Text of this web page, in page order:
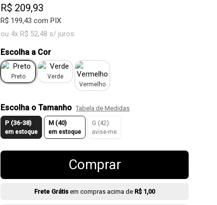
R$ 209,93
R$ 199,43 com PIX
ou 4x R$ 52,48 s/ juros
Escolha a Cor
Preto
Verde
Vermelho
Escolha o Tamanho Tabela de Medidas
P (36-38)
em estoque
M (40)
em estoque
G (42)
avise-me
Comprar
Frete Grátis em compras acima de R$ 1,00